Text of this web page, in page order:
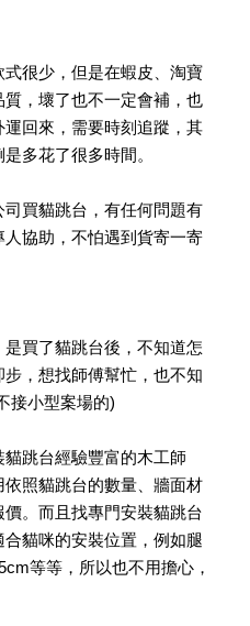
很少，但是在蝦皮、淘寶
，壞了也不一定會補，也
回來，需要時刻追蹤，其
多花了很多時間。
買貓跳台，有任何問題有
協助，不怕遇到貨寄一寄
買了貓跳台後，不知道怎
，想找師傅幫忙，也不知
接小型案場的)
跳台經驗豐富的木工師
照貓跳台的數量、牆面材
。而且找專門安裝貓跳台
貓咪的安裝位置，例如腿
等等，所以也不用擔心，